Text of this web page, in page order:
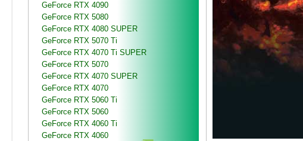
GeForce RTX 4090
GeForce RTX 5080
GeForce RTX 4080 SUPER
GeForce RTX 5070 Ti
GeForce RTX 4070 Ti SUPER
GeForce RTX 5070
GeForce RTX 4070 SUPER
GeForce RTX 4070
GeForce RTX 5060 Ti
GeForce RTX 5060
GeForce RTX 4060 Ti
GeForce RTX 4060